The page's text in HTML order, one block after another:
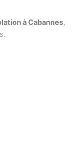
à Cabannes,